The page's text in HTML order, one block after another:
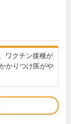
ワクチン接種が
かりつけ医がや